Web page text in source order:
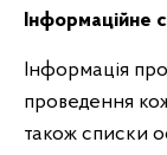
Інформаційне
Інформація
проведення
також списки